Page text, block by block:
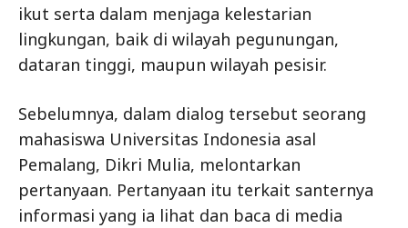
ikut serta dalam menjaga kelestarian
lingkungan, baik di wilayah pegunungan,
dataran tinggi, maupun wilayah pesisir.
Sebelumnya, dalam dialog tersebut seorang
mahasiswa Universitas Indonesia asal
Pemalang, Dikri Mulia, melontarkan
pertanyaan. Pertanyaan itu terkait santernya
informasi yang ia lihat dan baca di media